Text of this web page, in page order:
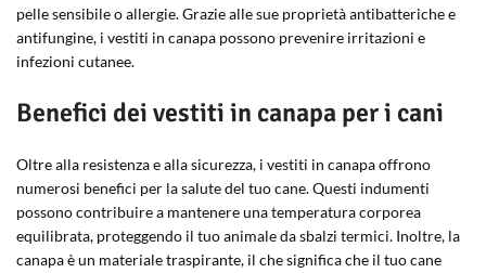
pelle sensibile o allergie. Grazie alle sue proprietà antibatteriche e
antifungine, i vestiti in canapa possono prevenire irritazioni e
infezioni cutanee.
Benefici dei vestiti in canapa per i cani
Oltre alla resistenza e alla sicurezza, i vestiti in canapa offrono
numerosi benefici per la salute del tuo cane. Questi indumenti
possono contribuire a mantenere una temperatura corporea
equilibrata, proteggendo il tuo animale da sbalzi termici. Inoltre, la
canapa è un materiale traspirante, il che significa che il tuo cane